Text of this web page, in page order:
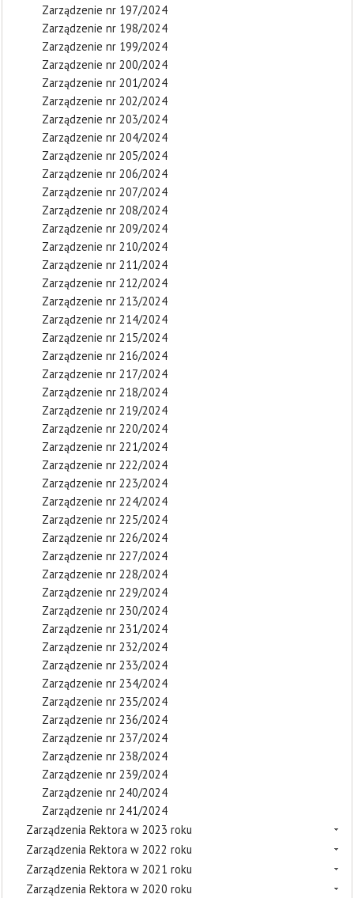
Zarządzenie nr 197/2024
Zarządzenie nr 198/2024
Zarządzenie nr 199/2024
Zarządzenie nr 200/2024
Zarządzenie nr 201/2024
Zarządzenie nr 202/2024
Zarządzenie nr 203/2024
Zarządzenie nr 204/2024
Zarządzenie nr 205/2024
Zarządzenie nr 206/2024
Zarządzenie nr 207/2024
Zarządzenie nr 208/2024
Zarządzenie nr 209/2024
Zarządzenie nr 210/2024
Zarządzenie nr 211/2024
Zarządzenie nr 212/2024
Zarządzenie nr 213/2024
Zarządzenie nr 214/2024
Zarządzenie nr 215/2024
Zarządzenie nr 216/2024
Zarządzenie nr 217/2024
Zarządzenie nr 218/2024
Zarządzenie nr 219/2024
Zarządzenie nr 220/2024
Zarządzenie nr 221/2024
Zarządzenie nr 222/2024
Zarządzenie nr 223/2024
Zarządzenie nr 224/2024
Zarządzenie nr 225/2024
Zarządzenie nr 226/2024
Zarządzenie nr 227/2024
Zarządzenie nr 228/2024
Zarządzenie nr 229/2024
Zarządzenie nr 230/2024
Zarządzenie nr 231/2024
Zarządzenie nr 232/2024
Zarządzenie nr 233/2024
Zarządzenie nr 234/2024
Zarządzenie nr 235/2024
Zarządzenie nr 236/2024
Zarządzenie nr 237/2024
Zarządzenie nr 238/2024
Zarządzenie nr 239/2024
Zarządzenie nr 240/2024
Zarządzenie nr 241/2024
Zarządzenia Rektora w 2023 roku
Zarządzenia Rektora w 2022 roku
Zarządzenia Rektora w 2021 roku
Zarządzenia Rektora w 2020 roku